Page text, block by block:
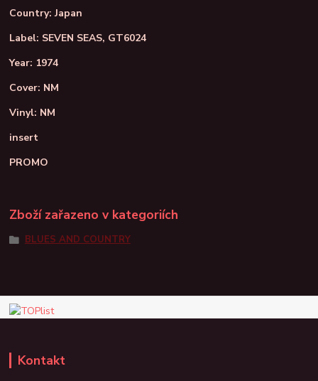
Country: Japan
Label: SEVEN SEAS, GT6024
Year: 1974
Cover: NM
Vinyl: NM
insert
PROMO
Zboží zařazeno v kategoriích
BLUES AND COUNTRY
Kontakt